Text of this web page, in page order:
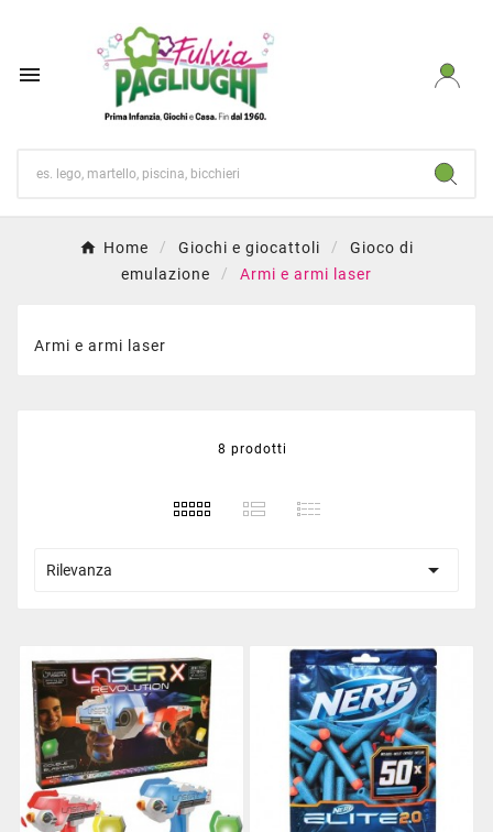

Home Giochi e giocattoli
Gioco di
emulazione
Armi e armi laser
Armi e armi laser
8 prodotti
Rilevanza 